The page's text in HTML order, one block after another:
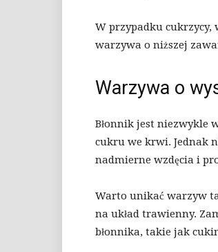
W przypadku cukrzycy,
warzywa o niższej
Warzywa o
Błonnik jest niezwykle
cukru we krwi. Jednak
nadmierne wzdęcia i
Warto unikać warzyw
na układ trawienny.
błonnika, takie jak